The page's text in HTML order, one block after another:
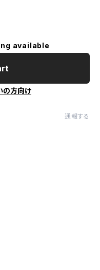
available
の方向け
通報する